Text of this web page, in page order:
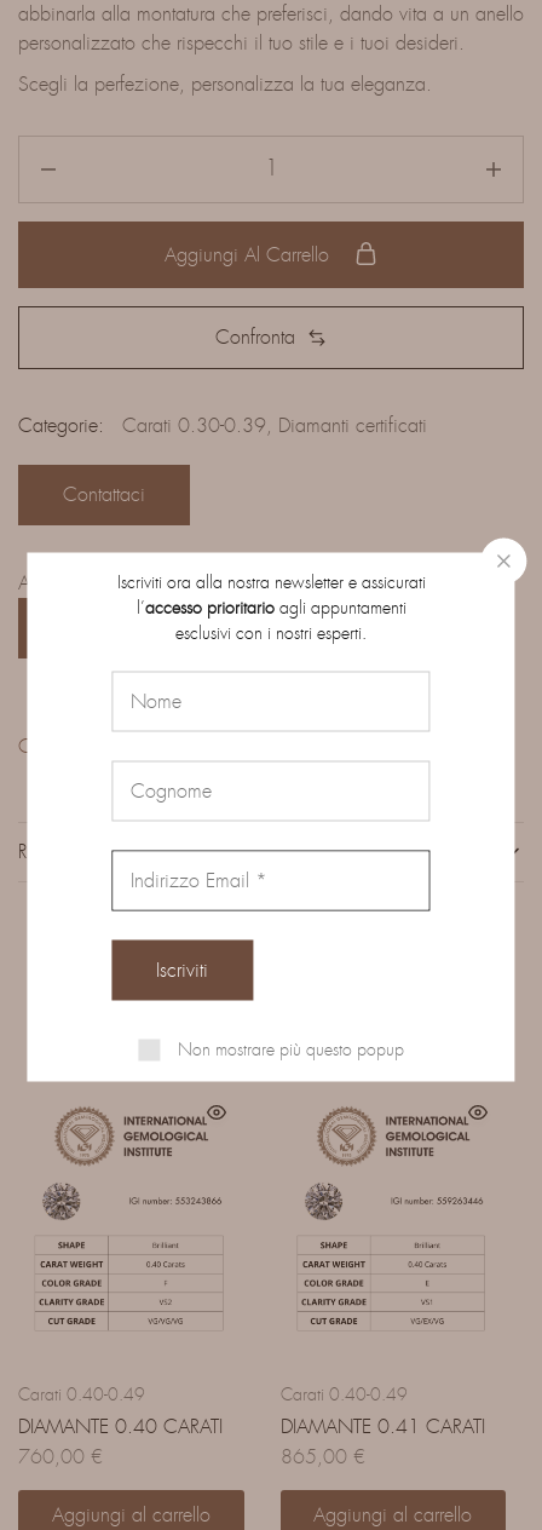
abbinarla alla montatura che preferisci, dando vita a un anello
personalizzato che rispecchi il tuo stile e i tuoi desideri.
Scegli la perfezione, personalizza la tua eleganza.
Aggiungi Al Carrello
Confronta
Categorie: Carati 0.30-0.39, Diamanti certificati
Contattaci
Accedi al catalogo completo dei diamanti su ordinazione:
Condividi:
RECENSIONI (0)
Carati 0.40-0.49
DIAMANTE 0.40 CARATI
760,00 €
Aggiungi al carrello
Carati 0.40-0.49
DIAMANTE 0.41 CARATI
865,00 €
Aggiungi al carrello
Iscriviti ora alla nostra newsletter e assicurati
l’accesso prioritarioagli appuntamenti
esclusivi con i nostri esperti.
Non mostrare più questo popup